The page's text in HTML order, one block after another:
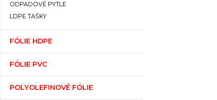
ODPADOVÉ PYTLE
LDPE TAŠKY
FÓLIE HDPE
FÓLIE PVC
POLYOLEFINOVÉ FÓLIE